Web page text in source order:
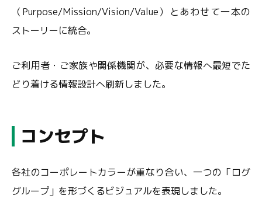
（Purpose/Mission/Vision/Value）とあわせて一本の
ストーリーに統合。
ご利用者・ご家族や関係機関が、必要な情報へ最短でた
どり着ける情報設計へ刷新しました。
コンセプト
各社のコーポレートカラーが重なり合い、一つの「ログ
グループ」を形づくるビジュアルを表現しました。